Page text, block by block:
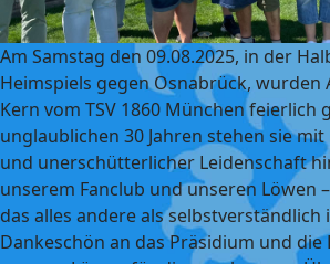
Am Samstag den 09.08.2025, in der
Heimspiels gegen Osnabrück, wurden
Kern vom TSV 1860 München feierlich
unglaublichen 30 Jahren stehen sie
und unerschütterlicher Leidenschaft
unserem Fanclub und unseren Löwen
das alles andere als selbstverständlich
Dankeschön an das Präsidium und die